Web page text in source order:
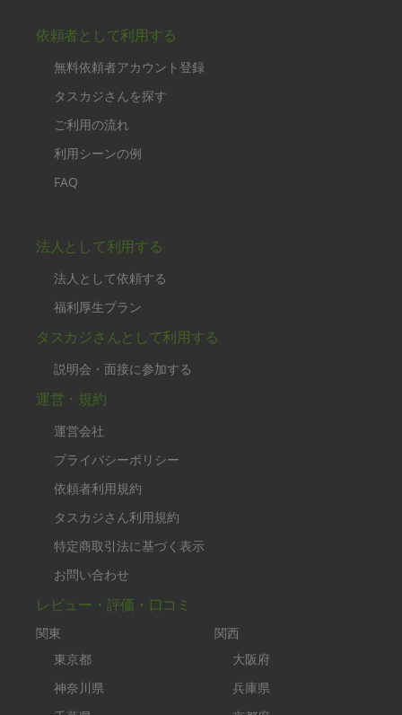
依頼者として利用する
無料依頼者アカウント登録
タスカジさんを探す
ご利用の流れ
利用シーンの例
FAQ
法人として利用する
法人として依頼する
福利厚生プラン
タスカジさんとして利用する
説明会・面接に参加する
運営・規約
運営会社
プライバシーポリシー
依頼者利用規約
タスカジさん利用規約
特定商取引法に基づく表示
お問い合わせ
レビュー・評価・口コミ
関東
東京都
神奈川県
関西
大阪府
兵庫県